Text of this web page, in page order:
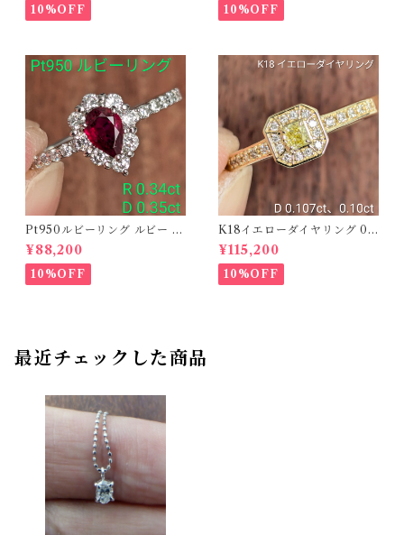
O208782】
10%OFF 10%OFF
Pt950ルビーリング ルビー 0.
34ct ダイヤモンド 0.35ct【P
RO206885】
¥88,200
10%OFF
K18イエローダイヤリング 0.1
07ct D 0.10ct【PRO20878
1】
¥115,200
10%OFF
最近チェックした商品